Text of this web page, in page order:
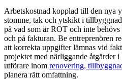
Arbetskostnad kopplad till den nya
stomme, tak och ytskikt i
på vad som är ROT och inte
och på fakturan. Be entreprenören
att korrekta uppgifter lämnas vid
projektet med närliggande åtgärder
utförare inom renovering,
planera rätt omfattning.